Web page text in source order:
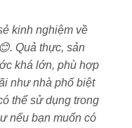
chi tiết sắc nét ở mọi
cho các không gian
trí riêng hoặc sự
kinh nghiệm về
Quả thực, sản
khá lớn, phù hợp
như nhà phố biệt
thể sử dụng trong
nếu bạn muốn có